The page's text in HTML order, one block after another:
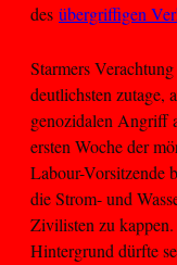
des übergriffigen
Starmers
deutlichsten zutage,
genozidalen Angriff
ersten Woche der
Labour-Vorsitzende
die Strom- und
Zivilisten zu
Hintergrund dürfte